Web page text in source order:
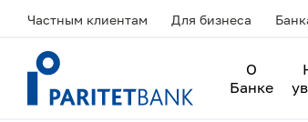
Частным клиентам Для бизнеса
О
Банке